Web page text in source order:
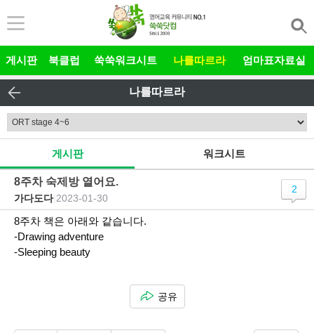
게시판 북클럽 쑥쑥워크시트 나를따르라 엄마표자료실
나를따르라
게시판 워크시트
8주차 숙제방 열어요.
가다도다| 2023-01-30
2
8주차 책은 아래와 같습니다.
-Drawing adventure
-Sleeping beauty
공유